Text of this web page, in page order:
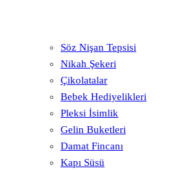
Söz Nişan Tepsisi
Nikah Şekeri
Çikolatalar
Bebek Hediyelikleri
Pleksi İsimlik
Gelin Buketleri
Damat Fincanı
Kapı Süsü